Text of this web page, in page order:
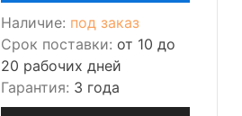
Наличие: под заказ
Срок поставки: от 10 до
20 рабочих дней
Гарантия: 3 года